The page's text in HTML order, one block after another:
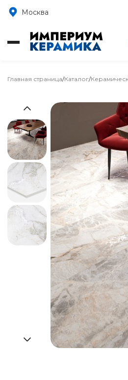
Москва
Главная страница/Каталог/